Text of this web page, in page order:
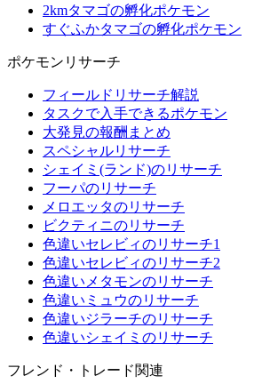
2kmタマゴの孵化ポケモン
すぐふかタマゴの孵化ポケモン
ポケモンリサーチ
フィールドリサーチ解説
タスクで入手できるポケモン
大発見の報酬まとめ
スペシャルリサーチ
シェイミ(ランド)のリサーチ
フーパのリサーチ
メロエッタのリサーチ
ビクティニのリサーチ
色違いセレビィのリサーチ1
色違いセレビィのリサーチ2
色違いメタモンのリサーチ
色違いミュウのリサーチ
色違いジラーチのリサーチ
色違いシェイミのリサーチ
フレンド・トレード関連